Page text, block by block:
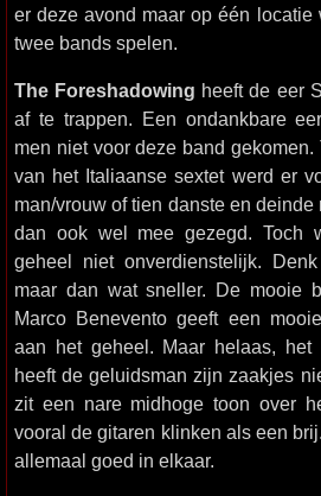
er deze avond maar op één locatie
twee bands spelen.
The Foreshadowing heeft de eer
af te trappen. Een ondankbare
men niet voor deze band
van het Italiaanse sextet werd er
man/vrouw of tien danste en
dan ook wel mee gezegd. Toch
geheel niet onverdienstelijk.
maar dan wat sneller. De mooie
Marco Benevento geeft een
aan het geheel. Maar helaas, het
heeft de geluidsman zijn zaakjes
zit een nare midhoge toon over
vooral de gitaren klinken als een
allemaal goed in elkaar.